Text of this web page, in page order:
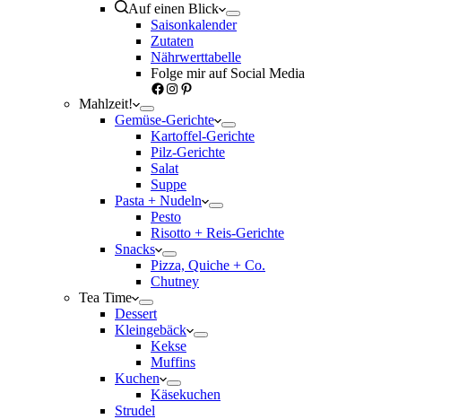
Auf einen Blick
Saisonkalender
Zutaten
Nährwerttabelle
Folge mir auf Social Media
Facebook
Instagram
Pinterest
Mahlzeit!
Gemüse-Gerichte
Kartoffel-Gerichte
Pilz-Gerichte
Salat
Suppe
Pasta + Nudeln
Pesto
Risotto + Reis-Gerichte
Snacks
Pizza, Quiche + Co.
Chutney
Tea Time
Dessert
Kleingebäck
Kekse
Muffins
Kuchen
Käsekuchen
Strudel